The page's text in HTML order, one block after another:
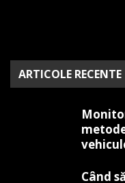
ARTICOLE RECENTE
Când